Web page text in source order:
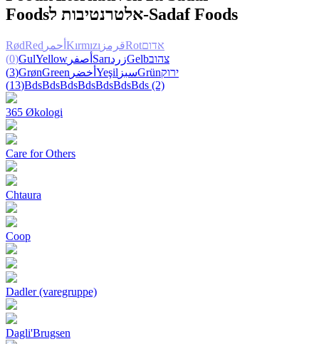
Foods
אלטרנטיבות ל-Sadaf Foods
RødRed أحمر Kırmızı قرمزRotאדום
(0)GulYellow أصفر SarıزردGelbצהוב
(3)GrønGreen أخضر Yeşil سبزGrünירוק
(13)BdsBdsBdsBdsBdsBdsBds (2)
365 Økologi
Care for Others
Chtaura
Coop
Dadler (varegruppe)
Dagli'Brugsen